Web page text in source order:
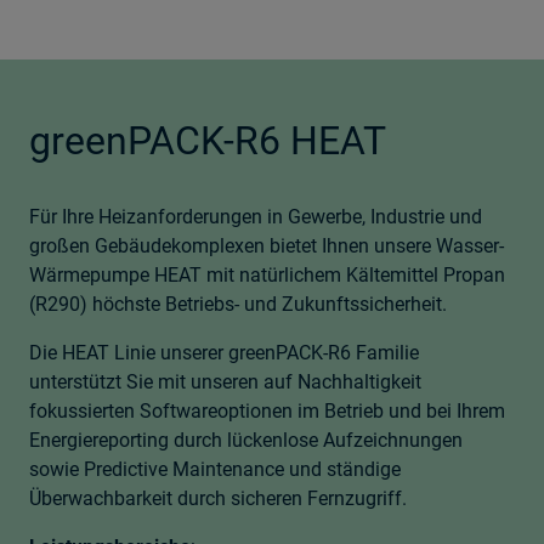
greenPACK-R6 HEAT
Für Ihre Heizanforderungen in Gewerbe, Industrie und
großen Gebäudekomplexen bietet Ihnen unsere Wasser-
Wärmepumpe HEAT mit natürlichem Kältemittel Propan
(R290) höchste Betriebs- und Zukunftssicherheit.
Die HEAT Linie unserer greenPACK-R6 Familie
unterstützt Sie mit unseren auf Nachhaltigkeit
fokussierten Softwareoptionen im Betrieb und bei Ihrem
Energiereporting durch lückenlose Aufzeichnungen
sowie Predictive Maintenance und ständige
Überwachbarkeit durch sicheren Fernzugriff.